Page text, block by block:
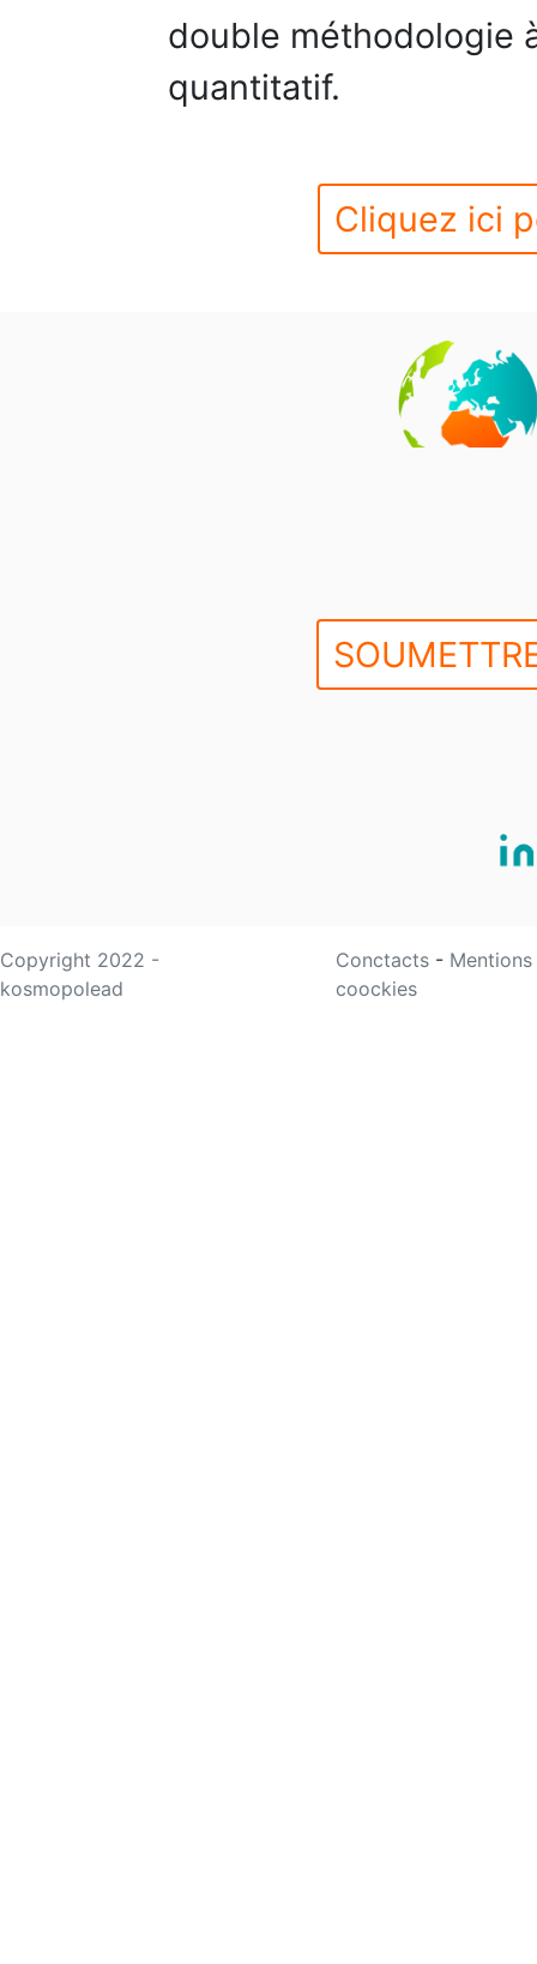
double méthodologie
quantitatif.
Cliquez ici
Copyright 2022 -
kosmopolead
Conctacts -
coockies